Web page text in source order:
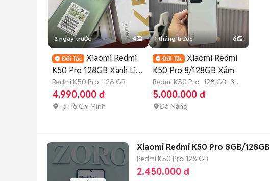
2 ngày trước 4
Xiaomi Redmi
K50 Pro 128GB Xanh Like
New
Redmi K50 Pro 128 GB
4.990.000 đ
Tp Hồ Chí Minh
1 tháng trước 6
Xiaomi Redmi
K50 Pro 8/128GB Xám
Redmi K50 Pro 128 GB 3
tháng
5.000.000 đ
Đà Nẵng
Xiaomi Redmi K50 Pro 8GB/128GB
Redmi K50 Pro 128 GB
2.450.000 đ